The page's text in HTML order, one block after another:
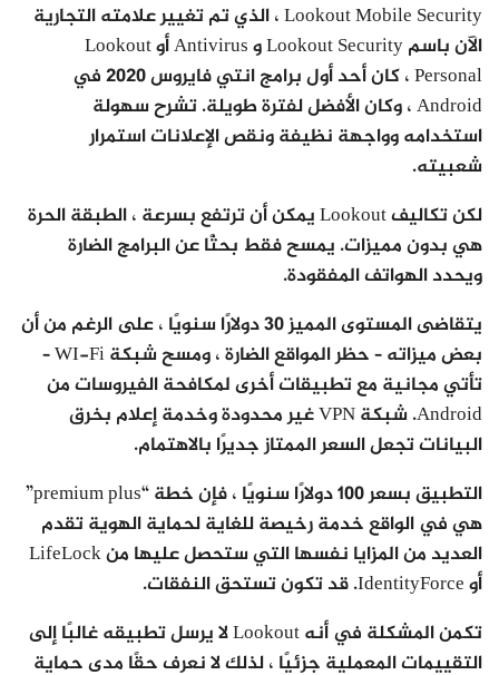
Lookout Mobile Security ، الذي تم تغيير علامته التجارية
الآن باسم Lookout Security و Antivirus أو Lookout
Personal ، كان أحد أول برامج انتي فايروس 2020 في
Android ، وكان الأفضل لفترة طويلة. تشرح سهولة
استخدامه وواجهة نظيفة ونقص الإعلانات استمرار
شعبيته.
لكن تكاليف Lookout يمكن أن ترتفع بسرعة ، الطبقة الحرة
هي بدون مميزات. يمسح فقط بحثًا عن البرامج الضارة
ويحدد الهواتف المفقودة.
يتقاضى المستوى المميز 30 دولارًا سنويًا ، على الرغم من أن
بعض ميزاته – حظر المواقع الضارة ، ومسح شبكة WI-Fi –
تأتي مجانية مع تطبيقات أخرى لمكافحة الفيروسات من
Android. شبكة VPN غير محدودة وخدمة إعلام بخرق
البيانات تجعل السعر الممتاز جديرًا بالاهتمام.
التطبيق بسعر 100 دولارًا سنويًا ، فإن خطة “premium plus”
هي في الواقع خدمة رخيصة للغاية لحماية الهوية تقدم
العديد من المزايا نفسها التي ستحصل عليها من LifeLock
أو IdentityForce. قد تكون تستحق النفقات.
تكمن المشكلة في أنه Lookout لا يرسل تطبيقه غالبًا إلى
التقييمات المعملية جزئيًا ، لذلك لا نعرف حقًا مدى حماية